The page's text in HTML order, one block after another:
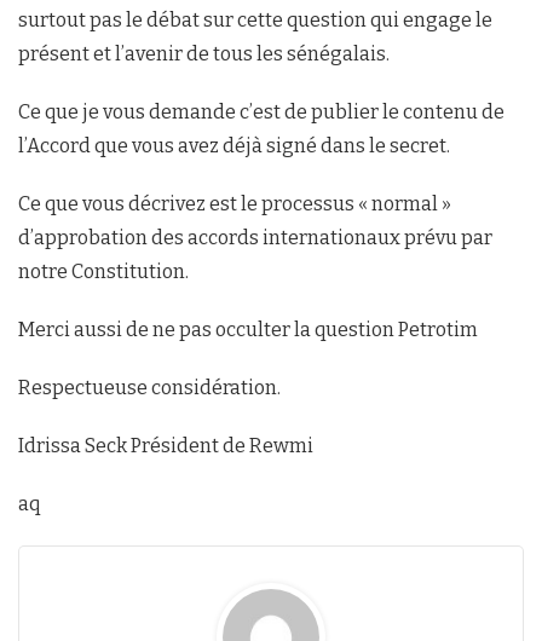
surtout pas le débat sur cette question qui engage le
présent et l’avenir de tous les sénégalais.
Ce que je vous demande c’est de publier le contenu de
l’Accord que vous avez déjà signé dans le secret.
Ce que vous décrivez est le processus « normal »
d’approbation des accords internationaux prévu par
notre Constitution.
Merci aussi de ne pas occulter la question Petrotim
Respectueuse considération.
Idrissa Seck Président de Rewmi
aq